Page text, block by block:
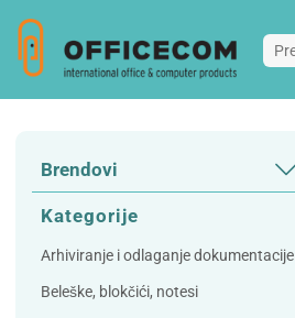
Brendovi
3L
A Plus
Accessories
AD
Alco
Kategorije
Arhiviranje i odlaganje dokumentacije
Beleške, blokčići, notesi